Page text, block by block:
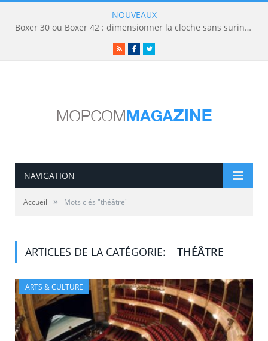
NOUVEAUX
Boxer 30 ou Boxer 42 : dimensionner la cloche sans surinvestir
RSSFacebookTwitter
NAVIGATION
Accueil » Mots clés "théâtre"
ARTICLES DE LA CATÉGORIE: THÉÂTRE
ARTS & CULTURE